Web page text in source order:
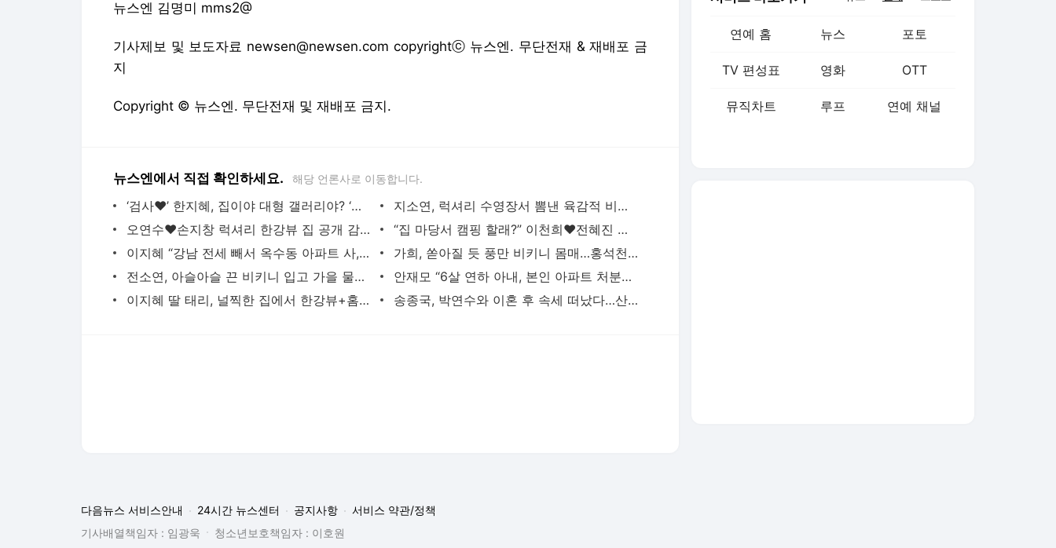
뉴스엔 김명미 mms2@
기사제보 및 보도자료 newsen@newsen.com copyrightⓒ 뉴스엔. 무단전재 & 재배포 금
지
Copyright © 뉴스엔. 무단전재 및 재배포 금지.
뉴스엔에서 직접 확인하세요. 해당 언론사로 이동합니다.
‘검사♥’ 한지혜, 집이야 대형 갤러리야? ‘비엔나 조명→커피바’ 깔끔 자택 공개
지소연, 럭셔리 수영장서 뽐낸 육감적 비키니 몸매…♥송재희 또 반하겠네
오연수♥손지창 럭셔리 한강뷰 집 공개 감탄 “다시 봐도 집 좋아” (워맨스)[결정적장면]
“집 마당서 캠핑 할래?” 이천희♥전혜진 대저택 집 공개 (오늘 무해)[결정적장면]
이지혜 “강남 전세 빼서 옥수동 아파트 사, 많이 올랐다” (동상이몽2)[결정적장면]
가희, 쏟아질 듯 풍만 비키니 몸매…홍석천마저 "왜 섹시한 거니" 감탄
전소연, 아슬아슬 끈 비키니 입고 가을 물놀이‥어깨 타투에 눈이 가네
안재모 “6살 연하 아내, 본인 아파트 처분해 내 빚 갚아주고 결혼” (동상이몽2)
이지혜 딸 태리, 널찍한 집에서 한강뷰+홈카페 즐기는 아기 “행복하게 살자”
송종국, 박연수와 이혼 후 속세 떠났다…산촌 생활 집 공개 '아담 깔끔'(마이웨이)
연예 홈 뉴스 포토
TV 편성표 영화 OTT
뮤직차트 루프 연예 채널
기사배열책임자 : 임광욱
청소년보호책임자 : 이호원
뉴스 기사에 대한 저작권 및 법적 책임은 자료제공사 또는 글쓴이에 있으며, Daum의 입장과 다를 수 있습니다.